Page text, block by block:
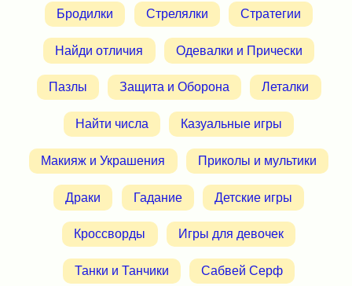
Бродилки Стрелялки Стратегии
Найди отличия Одевалки и Прически
Пазлы Защита и Оборона Леталки
Найти числа Казуальные игры
Макияж и Украшения Приколы и мультики
Драки Гадание Детские игры
Кроссворды Игры для девочек
Танки и Танчики Сабвей Серф